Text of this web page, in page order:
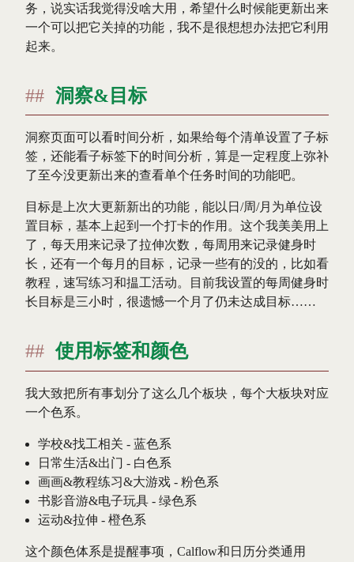
务，说实话我觉得没啥大用，希望什么时候能更新出来
一个可以把它关掉的功能，我不是很想想办法把它利用
起来。
洞察&目标
洞察页面可以看时间分析，如果给每个清单设置了子标
签，还能看子标签下的时间分析，算是一定程度上弥补
了至今没更新出来的查看单个任务时间的功能吧。
目标是上次大更新新出的功能，能以日/周/月为单位设
置目标，基本上起到一个打卡的作用。这个我美美用上
了，每天用来记录了拉伸次数，每周用来记录健身时
长，还有一个每月的目标，记录一些有的没的，比如看
教程，速写练习和揾工活动。目前我设置的每周健身时
长目标是三小时，很遗憾一个月了仍未达成目标……
使用标签和颜色
我大致把所有事划分了这么几个板块，每个大板块对应
一个色系。
学校&找工相关 - 蓝色系
日常生活&出门 - 白色系
画画&教程练习&大游戏 - 粉色系
书影音游&电子玩具 - 绿色系
运动&拉伸 - 橙色系
这个颜色体系是提醒事项，Calflow和日历分类通用